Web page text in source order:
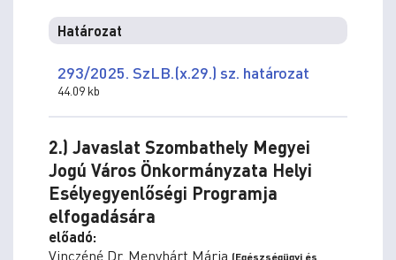
Határozat
293/2025. SzLB.(x.29.) sz. határozat
44.09 kb
2.) Javaslat Szombathely Megyei
Jogú Város Önkormányzata Helyi
Esélyegyenlőségi Programja
elfogadására
előadó:
Vinczéné Dr. Menyhárt Mária (Egészségügyi és